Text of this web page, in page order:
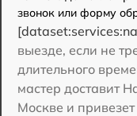
звонок или форму
выезде, если не
длительного
мастер доставит
Москве и